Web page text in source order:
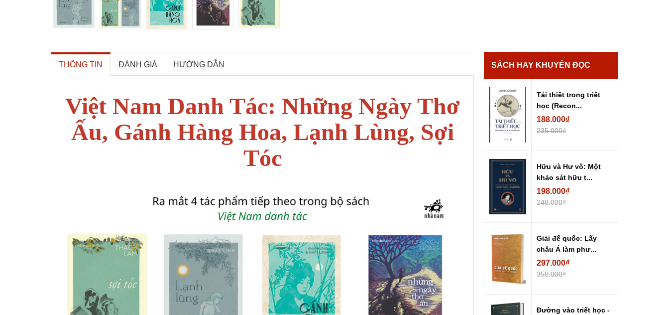
THÔNG TIN ĐÁNH GIÁ HƯỚNG DẪN
Việt Nam Danh Tác: Những Ngày Thơ
Ấu, Gánh Hàng Hoa, Lạnh Lùng, Sợi
Tóc
SÁCH HAY KHUYẾN ĐỌC
Tái thiết trong triết
học (Recon...
188.000₫
235.000₫
Hữu và Hư vô: Một
khảo sát hữu t...
198.000₫
248.000₫
Giải đế quốc: Lấy
châu Á làm phư...
297.000₫
350.000₫
Đường vào triết học -